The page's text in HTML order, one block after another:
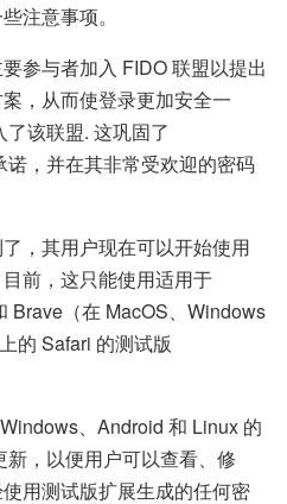
注意事项。
参与者加入 FIDO 联盟以提出
，从而使登录更加安全一
该联盟. 这巩固了
，并在其非常受欢迎的密码
，其用户现在可以开始使用
前，这只能使用适用于
Brave（在 MacOS、Windows
的 Safari 的测试版
、Android 和 Linux 的
，以便用户可以查看、修
用测试版扩展生成的任何密